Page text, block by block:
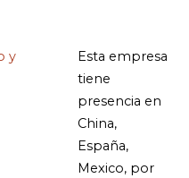
Esta empresa
tiene
presencia en
China,
España,
Mexico, por